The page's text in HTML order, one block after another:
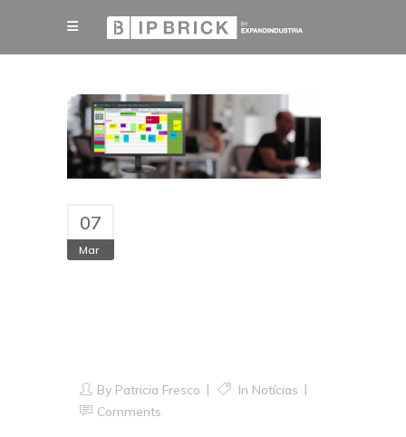
07
Mar
By Patricia Fresco In Notícias
Comments